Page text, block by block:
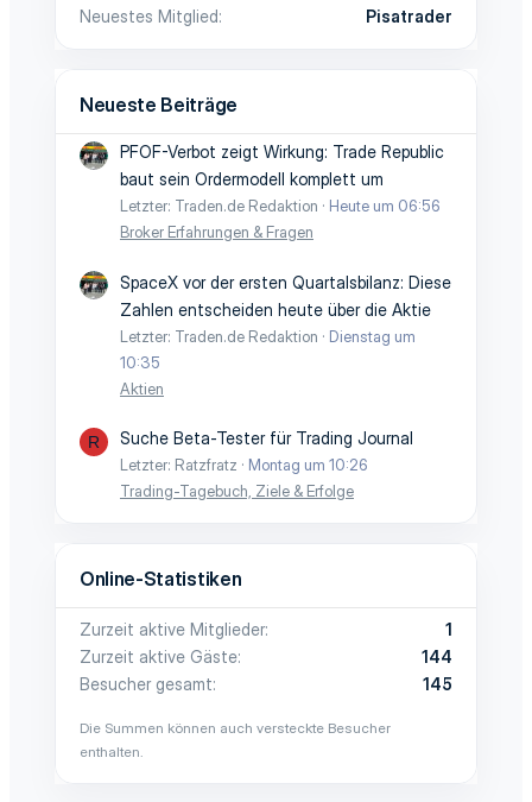
Neuestes Mitglied
Pisatrader
Neueste Beiträge
PFOF-Verbot zeigt Wirkung: Trade Republic
baut sein Ordermodell komplett um
Letzter: Traden.de Redaktion
Heute um 06:56
Broker Erfahrungen & Fragen
SpaceX vor der ersten Quartalsbilanz: Diese
Zahlen entscheiden heute über die Aktie
Letzter: Traden.de Redaktion
Dienstag um
10:35
Aktien
R Suche Beta-Tester für Trading Journal
Letzter: Ratzfratz
Montag um 10:26
Trading-Tagebuch, Ziele & Erfolge
Online-Statistiken
Zurzeit aktive Mitglieder
1
Zurzeit aktive Gäste
144
Besucher gesamt
145
Die Summen können auch versteckte Besucher
enthalten.